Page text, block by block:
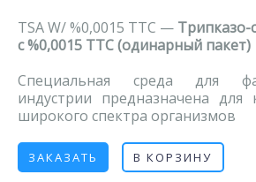
TSA W/ %0,0015 TTC — Трипказо-
с %0,0015 TTC (одинарный пакет)
Специальная среда для
индустрии предназначена для
широкого спектра организмов
ЗАКАЗАТЬ В КОРЗИНУ